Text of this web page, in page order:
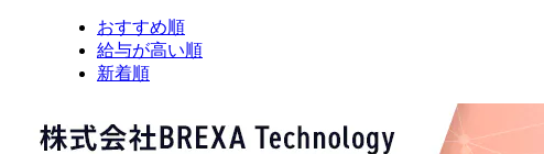
おすすめ順
給与が高い順
新着順